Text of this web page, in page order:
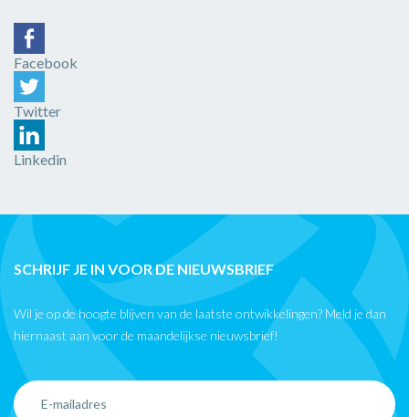
Facebook
Twitter
Linkedin
SCHRIJF JE IN VOOR DE NIEUWSBRIEF
Wil je op de hoogte blijven van de laatste ontwikkelingen? Meld je dan
hiernaast aan voor de maandelijkse nieuwsbrief!